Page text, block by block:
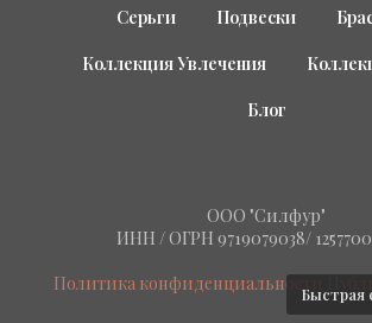
Серьги Подвески
Коллекция Увлечения
Блог
ООО "Силфур"
ИНН / ОГРН 9719079038/
Политика конфиденциальности
Быстрая